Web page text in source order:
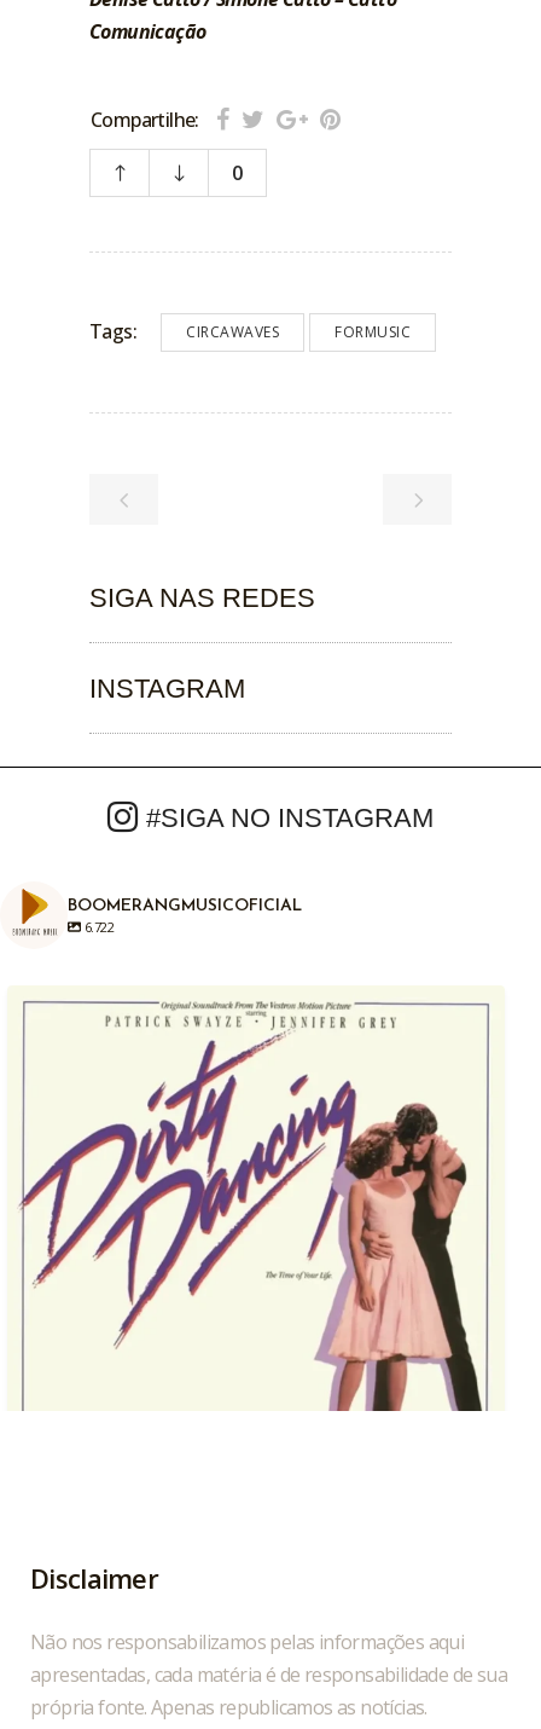
Comunicação
Compartilhe:
0
Tags: CIRCAWAVES FORMUSIC
SIGA NAS REDES
INSTAGRAM
#SIGA NO INSTAGRAM
BOOMERANGMUSICOFICIAL
6.722
Em 04/08/1987, há exatamente anos atrás era...
1
Disclaimer
Não nos responsabilizamos pelas informações aqui
apresentadas, cada matéria é de responsabilidade de sua
própria fonte. Apenas republicamos as notícias.